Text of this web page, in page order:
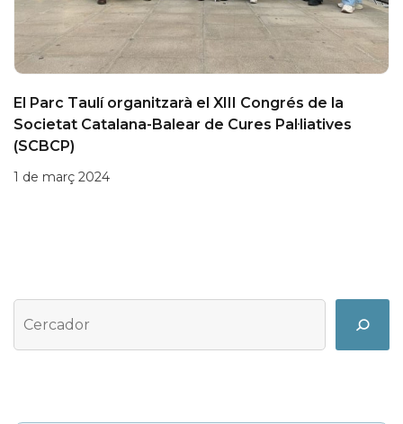
El Parc Taulí organitzarà el XIII Congrés de la
Societat Catalana-Balear de Cures Pal·liatives
(SCBCP)
1 de març 2024
Cerca
Search